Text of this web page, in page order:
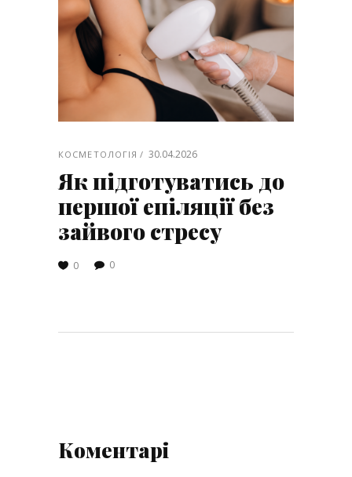
КОСМЕТОЛОГІЯ 30.04.2026
Як підготуватись до
першої епіляції без
зайвого стресу
0 0
Коментарі